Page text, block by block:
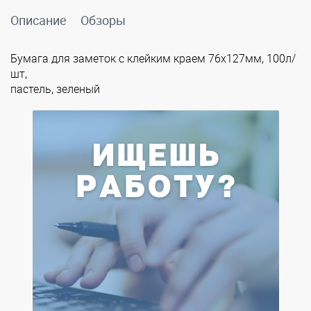
Описание Обзоры
Бумага для заметок с клейким краем 76х127мм, 100л/
шт,
пастель, зеленый